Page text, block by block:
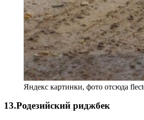
Яндекс картинки, фото отсюда
13.Родезийский риджбек